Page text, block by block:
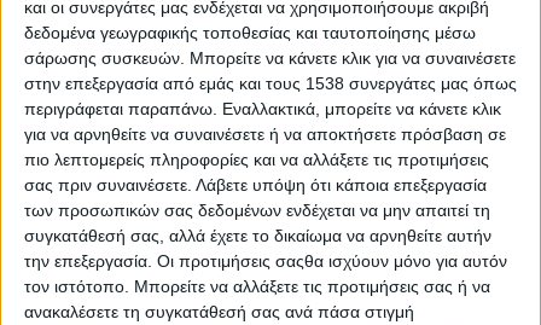
και οι συνεργάτες μας ενδέχεται να χρησιμοποιήσουμε ακριβή
δεδομένα γεωγραφικής τοποθεσίας και ταυτοποίησης μέσω
σάρωσης συσκευών. Μπορείτε να κάνετε κλικ για να συναινέσετε
στην επεξεργασία από εμάς και τους 1538 συνεργάτες μας όπως
περιγράφεται παραπάνω. Εναλλακτικά, μπορείτε να κάνετε κλικ
για να αρνηθείτε να συναινέσετε ή να αποκτήσετε πρόσβαση σε
πιο λεπτομερείς πληροφορίες και να αλλάξετε τις προτιμήσεις
σας πριν συναινέσετε. Λάβετε υπόψη ότι κάποια επεξεργασία
των προσωπικών σας δεδομένων ενδέχεται να μην απαιτεί τη
συγκατάθεσή σας, αλλά έχετε το δικαίωμα να αρνηθείτε αυτήν
την επεξεργασία. Οι προτιμήσεις σαςθα ισχύουν μόνο για αυτόν
τον ιστότοπο. Μπορείτε να αλλάξετε τις προτιμήσεις σας ή να
ανακαλέσετε τη συγκατάθεσή σας ανά πάσα στιγμή